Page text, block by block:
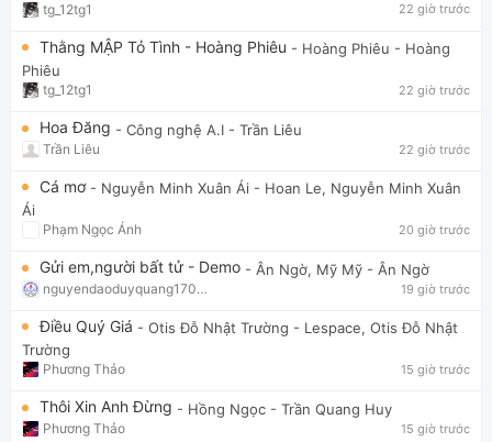
tg_12tg1 22 giờ trước
Thằng MẬP Tỏ Tình - Hoàng Phiêu - Hoàng Phiêu - Hoàng
Phiêu
tg_12tg1 22 giờ trước
Hoa Đăng - Công nghệ A.I - Trần Liêu
Trần Liêu 22 giờ trước
Cá mơ - Nguyễn Minh Xuân Ái - Hoan Le, Nguyễn Minh Xuân
Ái
Phạm Ngọc Ánh 20 giờ trước
Gửi em,người bất tử - Demo - Ân Ngờ, Mỹ Mỹ - Ân Ngờ
nguyendaoduyquang17021 19 giờ trước
Điều Quý Giá - Otis Đỗ Nhật Trường - Lespace, Otis Đỗ Nhật
Trường
Phương Thảo 15 giờ trước
Thôi Xin Anh Đừng - Hồng Ngọc - Trần Quang Huy
Phương Thảo 15 giờ trước